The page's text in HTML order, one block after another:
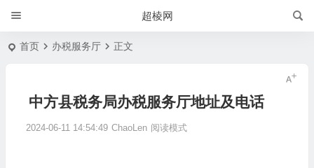
超棱网
首页 办税服务厅 正文
中方县税务局办税服务厅地址及电话
2024-06-11 14:54:49 ChaoLen 阅读模式